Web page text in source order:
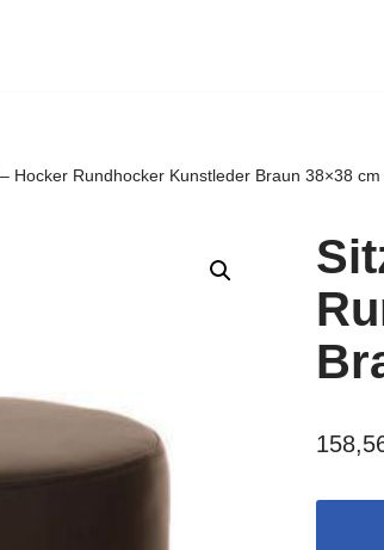
Hocker Rundhocker Kunstleder Braun 38×38 cm